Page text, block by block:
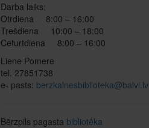
Darba laiks:
Otrdiena 8:00 – 16:00
Trešdiena 10:00 – 18:00
Ceturtdiena 8:00 – 16:00
Liene Pomere
tel. 27851738
e- pasts: berzkalnesbiblioteka@balvi.lv
Bērzpils pagasta bibliotēka